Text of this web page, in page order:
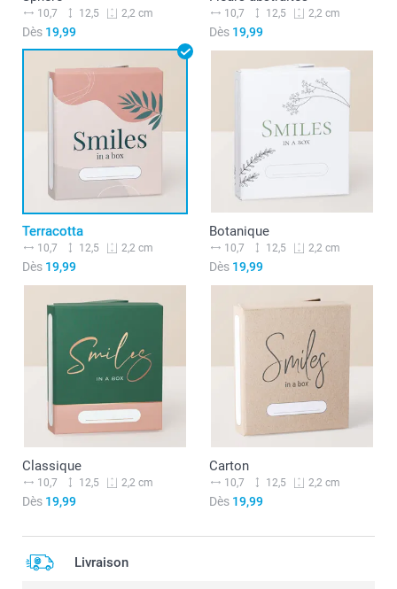
10,7 12,5 2,2 cm
Dès 19,99
10,7 12,5 2,2 cm
Dès19,99
Terracotta
10,7 12,5 2,2 cm
Dès 19,99
Botanique
10,7 12,5 2,2 cm
Dès19,99
Classique
10,7 12,5 2,2 cm
Dès 19,99
Carton
10,7 12,5 2,2 cm
Dès19,99
Livraison